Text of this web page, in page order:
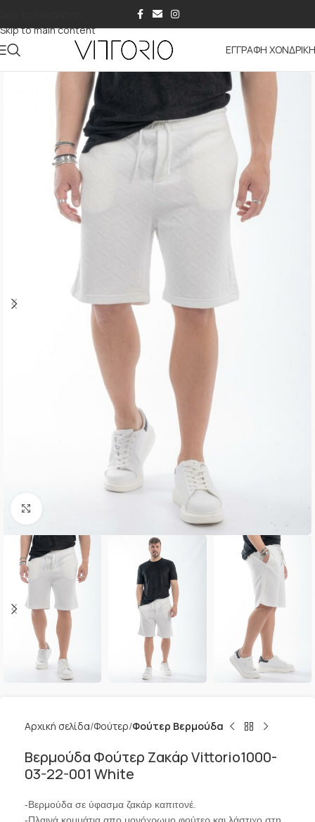
Skip to main content
ΕΓΓΡΑΦΗ
Αρχική σελίδα Φούτερ Φούτερ Βερμούδα
Βερμούδα Φούτερ Ζακάρ Vittorio1000-
03-22-001 White
-Βερμούδα σε ύφασμα ζακάρ καπιτονέ.